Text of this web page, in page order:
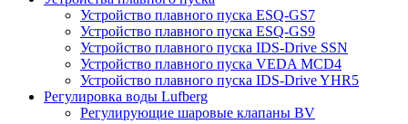
Устройство плавного пуска ESQ-GS7
Устройство плавного пуска ESQ-GS9
Устройство плавного пуска IDS-Drive SSN
Устройство плавного пуска VEDA MCD4
Устройство плавного пуска IDS-Drive YHR5
Регулировка воды Lufberg
Регулирующие шаровые клапаны BV